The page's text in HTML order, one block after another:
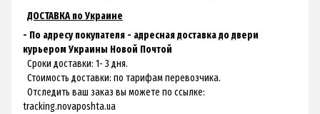
ДОСТАВКА по Украине
- По адресу покупателя - адресная доставка до двери
курьером Украины Новой Почтой
Сроки доставки: 1- 3 дня.
Стоимость доставки: по тарифам перевозчика.
Отследить ваш заказ вы можете по ссылке:
tracking.novaposhta.ua